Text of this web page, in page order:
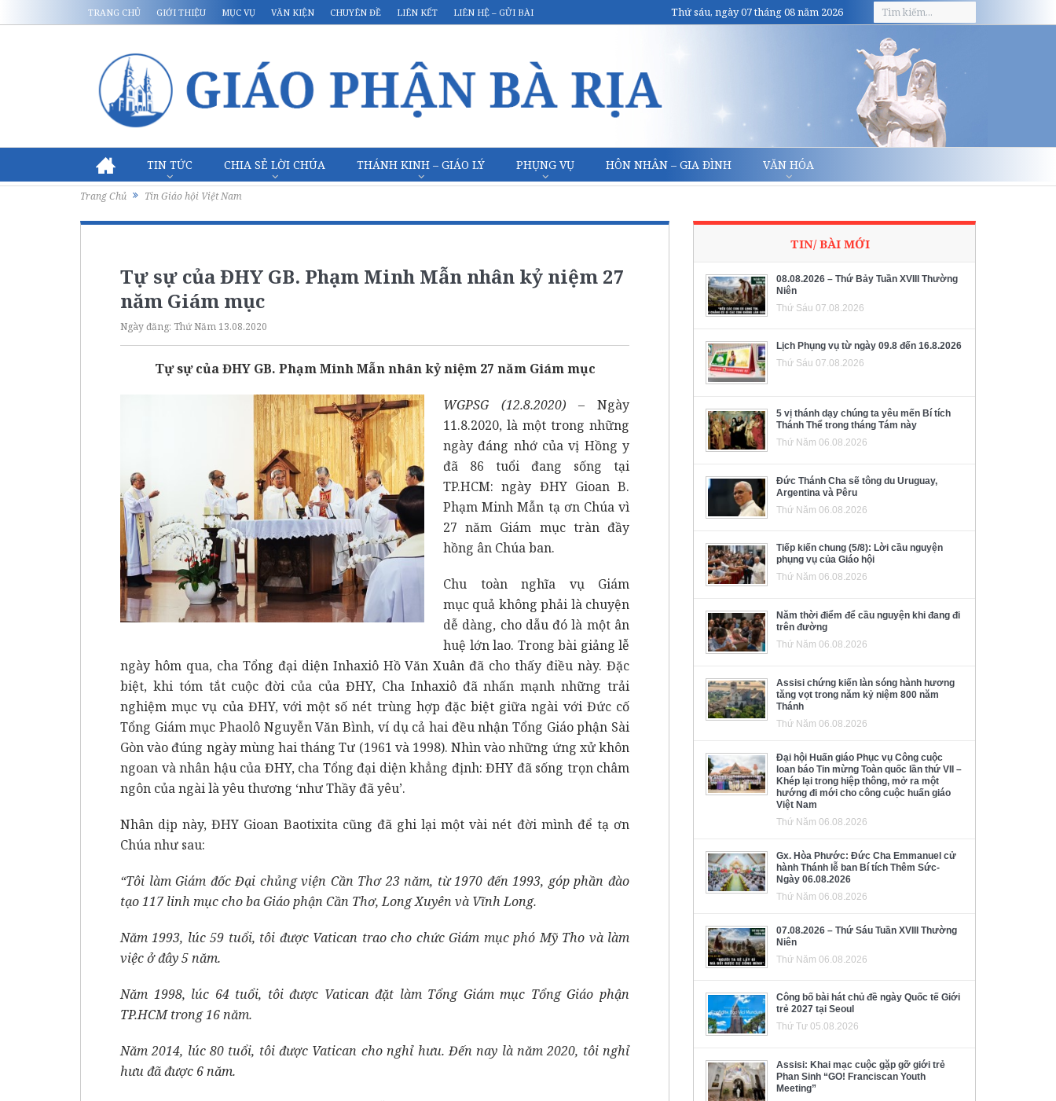
TRANG CHỦ GIỚI THIỆU MỤC VỤ VĂN KIỆN CHUYÊN ĐỀ LIÊN KẾT LIÊN HỆ – GỬI BÀI Thứ sáu, ngày 07 tháng 08 năm 2026
TIN TỨC CHIA SẺ LỜI CHÚA THÁNH KINH – GIÁO LÝ PHỤNG VỤ HÔN NHÂN – GIA ĐÌNH VĂN HÓA
Trang Chủ Tin Giáo hội Việt Nam
Tự sự của ĐHY GB. Phạm Minh Mẫn nhân kỷ niệm 27
năm Giám mục
Ngày đăng: Thứ Năm 13.08.2020
Tự sự của ĐHY GB. Phạm Minh Mẫn nhân kỷ niệm 27 năm Giám mục
WGPSG (12.8.2020) – Ngày
11.8.2020, là một trong những
ngày đáng nhớ của vị Hồng y
đã 86 tuổi đang sống tại
TP.HCM: ngày ĐHY Gioan B.
Phạm Minh Mẫn tạ ơn Chúa vì
27 năm Giám mục tràn đầy
hồng ân Chúa ban.
Chu toàn nghĩa vụ Giám
mục quả không phải là chuyện
dễ dàng, cho dẫu đó là một ân
huệ lớn lao. Trong bài giảng lễ
ngày hôm qua, cha Tổng đại diện Inhaxiô Hồ Văn Xuân đã cho thấy điều này. Đặc
biệt, khi tóm tắt cuộc đời của của ĐHY, Cha Inhaxiô đã nhấn mạnh những trải
nghiệm mục vụ của ĐHY, với một số nét trùng hợp đặc biệt giữa ngài với Đức cố
Tổng Giám mục Phaolô Nguyễn Văn Bình, ví dụ cả hai đều nhận Tổng Giáo phận Sài
Gòn vào đúng ngày mùng hai tháng Tư (1961 và 1998). Nhìn vào những ứng xử khôn
ngoan và nhân hậu của ĐHY, cha Tổng đại diện khẳng định: ĐHY đã sống trọn châm
ngôn của ngài là yêu thương ‘như Thầy đã yêu’.
Nhân dịp này, ĐHY Gioan Baotixita cũng đã ghi lại một vài nét đời mình để tạ ơn
Chúa như sau:
“Tôi làm Giám đốc Đại chủng viện Cần Thơ 23 năm, từ 1970 đến 1993, góp phần đào
tạo 117 linh mục cho ba Giáo phận Cần Thơ, Long Xuyên và Vĩnh Long.
Năm 1993, lúc 59 tuổi, tôi được Vatican trao cho chức Giám mục phó Mỹ Tho và làm
việc ở đây 5 năm.
Năm 1998, lúc 64 tuổi, tôi được Vatican đặt làm Tổng Giám mục Tổng Giáo phận
TP.HCM trong 16 năm.
Năm 2014, lúc 80 tuổi, tôi được Vatican cho nghỉ hưu. Đến nay là năm 2020, tôi nghỉ
hưu đã được 6 năm.
TIN/ BÀI MỚI
08.08.2026 – Thứ Bảy Tuần XVIII Thường
Niên
Thứ Sáu 07.08.2026
Lịch Phụng vụ từ ngày 09.8 đến 16.8.2026
Thứ Sáu 07.08.2026
5 vị thánh dạy chúng ta yêu mến Bí tích
Thánh Thể trong tháng Tám này
Thứ Năm 06.08.2026
Đức Thánh Cha sẽ tông du Uruguay,
Argentina và Pêru
Thứ Năm 06.08.2026
Tiếp kiến chung (5/8): Lời cầu nguyện
phụng vụ của Giáo hội
Thứ Năm 06.08.2026
Năm thời điểm để cầu nguyện khi đang đi
trên đường
Thứ Năm 06.08.2026
Assisi chứng kiến làn sóng hành hương
tăng vọt trong năm kỷ niệm 800 năm
Thánh
Thứ Năm 06.08.2026
Đại hội Huấn giáo Phục vụ Công cuộc
loan báo Tin mừng Toàn quốc lần thứ VII –
Khép lại trong hiệp thông, mở ra một
hướng đi mới cho công cuộc huấn giáo
Việt Nam
Thứ Năm 06.08.2026
Gx. Hòa Phước: Đức Cha Emmanuel cử
hành Thánh lễ ban Bí tích Thêm Sức-
Ngày 06.08.2026
Thứ Năm 06.08.2026
07.08.2026 – Thứ Sáu Tuần XVIII Thường
Niên
Thứ Năm 06.08.2026
Công bố bài hát chủ đề ngày Quốc tế Giới
trẻ 2027 tại Seoul
Thứ Tư 05.08.2026
Assisi: Khai mạc cuộc gặp gỡ giới trẻ
Phan Sinh “GO! Franciscan Youth
Meeting”